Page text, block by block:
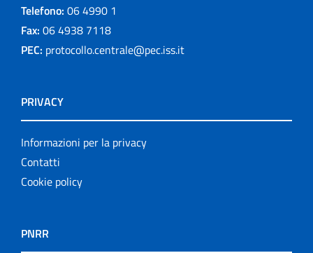
Telefono: 06 4990 1
Fax: 06 4938 7118
PEC: protocollo.centrale@pec.iss.it
PRIVACY
Informazioni per la privacy
Contatti
Cookie policy
PNRR